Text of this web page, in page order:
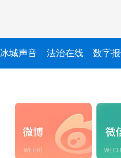
冰城声音 法治在线 数字报